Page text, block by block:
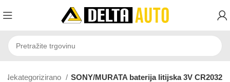
Nekategorizirano SONY/MURATA baterija litijska 3V CR2032